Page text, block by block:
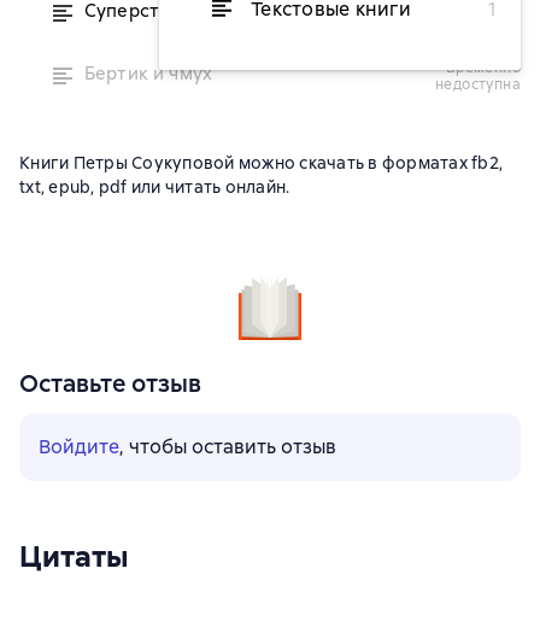
Текстовые книги
1
Суперстранные дети от 364,90 ₽
Бертик и чмух
временно
недоступна
Книги Петры Соукуповой можно скачать в форматах fb2,
txt, epub, pdf или читать онлайн.
Оставьте отзыв
Войдите, чтобы оставить отзыв
Цитаты